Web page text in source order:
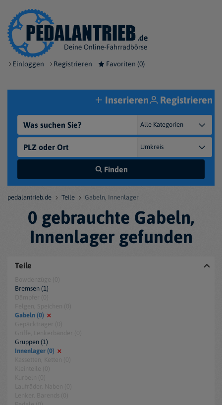
Einloggen Registrieren Favoriten (0)
Finden
Inserieren Registrieren
pedalantrieb.de Teile Gabeln, Innenlager
0 gebrauchte Gabeln,
Innenlager gefunden
Teile
Bremsen (1)
Gabeln (0)
Gruppen (1)
Innenlager (0)